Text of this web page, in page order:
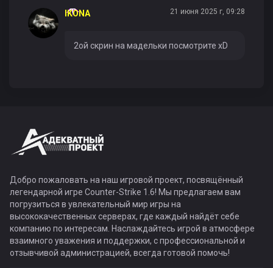
IKONA 21 июня 2025 г, 09:28
2ой скрин на мадельки посмотрите xD
Добро пожаловать на наш игровой проект, посвящённый
легендарной игре Counter-Strike 1.6! Мы предлагаем вам
погрузиться в увлекательный мир игры на
высококачественных серверах, где каждый найдёт себе
компанию по интересам. Наслаждайтесь игрой в атмосфере
взаимного уважения и поддержки, с профессиональной и
отзывчивой администрацией, всегда готовой помочь!